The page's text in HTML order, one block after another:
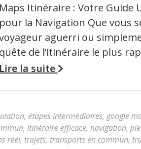
Maps Itinéraire : Votre Guide
pour la Navigation Que vous
aguerri ou
quête de l’itinéraire le plus
Lire la suite
, étapes intermédiaires, google
, itinéraire efficace, navigation,
réel, trajets, transports en commun,